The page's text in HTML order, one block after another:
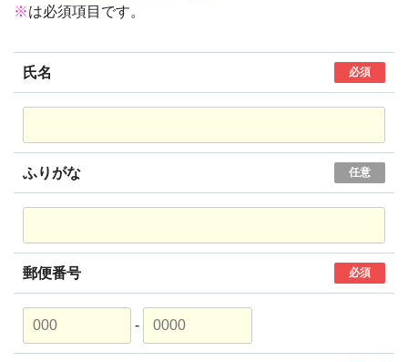
※は必須項目です。
氏名 必須
ふりがな 任意
郵便番号 必須
-